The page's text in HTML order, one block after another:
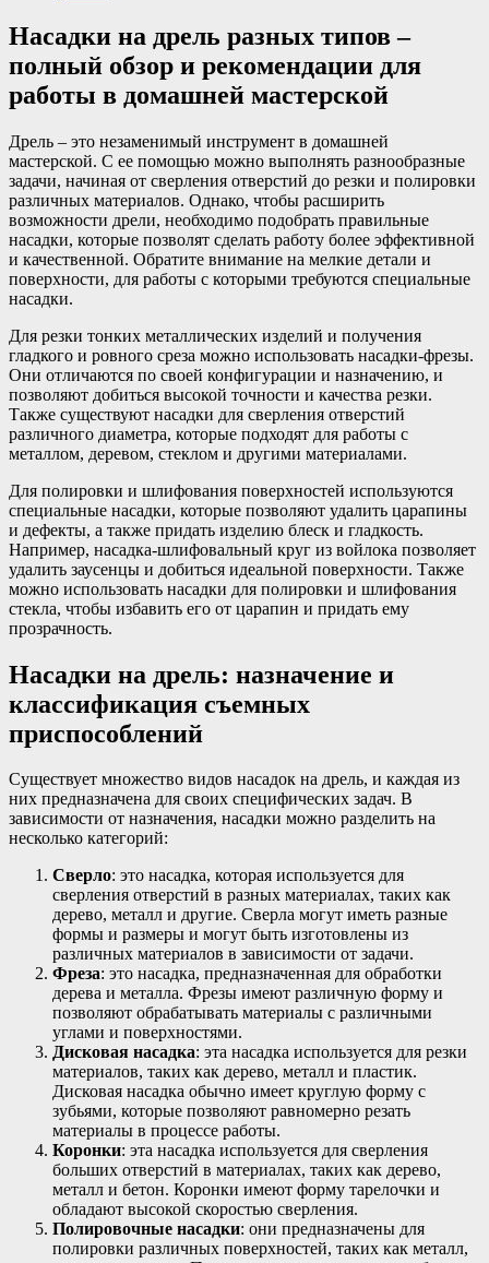
Насадки на дрель разных типов –
полный обзор и рекомендации для
работы в домашней мастерской
Дрель – это незаменимый инструмент в домашней
мастерской. С ее помощью можно выполнять разнообразные
задачи, начиная от сверления отверстий до резки и полировки
различных материалов. Однако, чтобы расширить
возможности дрели, необходимо подобрать правильные
насадки, которые позволят сделать работу более эффективной
и качественной. Обратите внимание на мелкие детали и
поверхности, для работы с которыми требуются специальные
насадки.
Для резки тонких металлических изделий и получения
гладкого и ровного среза можно использовать насадки-фрезы.
Они отличаются по своей конфигурации и назначению, и
позволяют добиться высокой точности и качества резки.
Также существуют насадки для сверления отверстий
различного диаметра, которые подходят для работы с
металлом, деревом, стеклом и другими материалами.
Для полировки и шлифования поверхностей используются
специальные насадки, которые позволяют удалить царапины
и дефекты, а также придать изделию блеск и гладкость.
Например, насадка-шлифовальный круг из войлока позволяет
удалить заусенцы и добиться идеальной поверхности. Также
можно использовать насадки для полировки и шлифования
стекла, чтобы избавить его от царапин и придать ему
прозрачность.
Насадки на дрель: назначение и
классификация съемных
приспособлений
Существует множество видов насадок на дрель, и каждая из
них предназначена для своих специфических задач. В
зависимости от назначения, насадки можно разделить на
несколько категорий:
Сверло: это насадка, которая используется для
сверления отверстий в разных материалах, таких как
дерево, металл и другие. Сверла могут иметь разные
формы и размеры и могут быть изготовлены из
различных материалов в зависимости от задачи.
Фреза: это насадка, предназначенная для обработки
дерева и металла. Фрезы имеют различную форму и
позволяют обрабатывать материалы с различными
углами и поверхностями.
Дисковая насадка: эта насадка используется для резки
материалов, таких как дерево, металл и пластик.
Дисковая насадка обычно имеет круглую форму с
зубьями, которые позволяют равномерно резать
материалы в процессе работы.
Коронки: эта насадка используется для сверления
больших отверстий в материалах, таких как дерево,
металл и бетон. Коронки имеют форму тарелочки и
обладают высокой скоростью сверления.
Полировочные насадки: они предназначены для
полировки различных поверхностей, таких как металл,